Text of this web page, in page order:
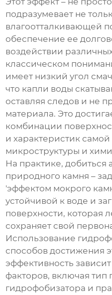
подразумевает не
влагоотталкивающей
обеспечение ее
воздействии
классическом
имеет низкий угол
что капли воды
оставляя следов и не
материала. Это
комбинации
и характеристик
микроструктуры и
На практике,
природного камня –
'эффектом мокрого
устойчивой к воде и
поверхности, которая
сохраняет свой
Использование
способов достижения
эффективность
факторов, включая тип
гидрофобизатора и